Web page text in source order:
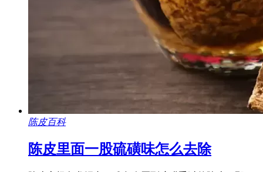
陈皮百科
陈皮里面一股硫磺味怎么去除